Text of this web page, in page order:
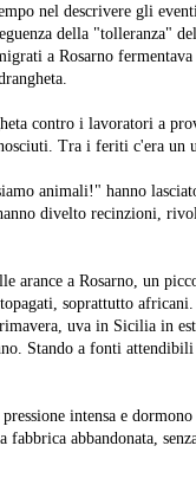
nel descrivere gli
della "tolleranza"
a Rosarno
contro i lavoratori a
Tra i feriti c'era un
animali!" hanno
divelto recinzioni,
arance a Rosarno, un
soprattutto
uva in Sicilia in
Stando a fonti
intensa e
abbandonata,